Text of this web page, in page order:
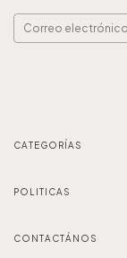
CATEGORÍAS
POLITICAS
CONTACTÁNOS